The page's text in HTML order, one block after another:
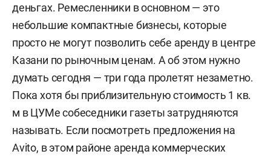
деньгах. Ремесленники в основном — это
небольшие компактные бизнесы, которые
просто не могут позволить себе аренду в центре
Казани по рыночным ценам. А об этом нужно
думать сегодня — три года пролетят незаметно.
Пока хотя бы приблизительную стоимость 1 кв.
м в ЦУМе собеседники газеты затрудняются
называть. Если посмотреть предложения на
Avito, в этом районе аренда коммерческих